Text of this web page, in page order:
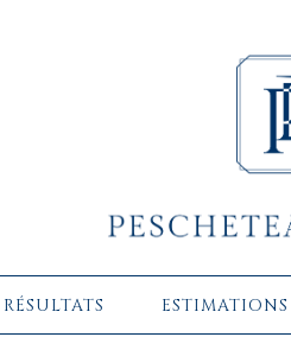
RÉSULTATS ESTIMATIONS